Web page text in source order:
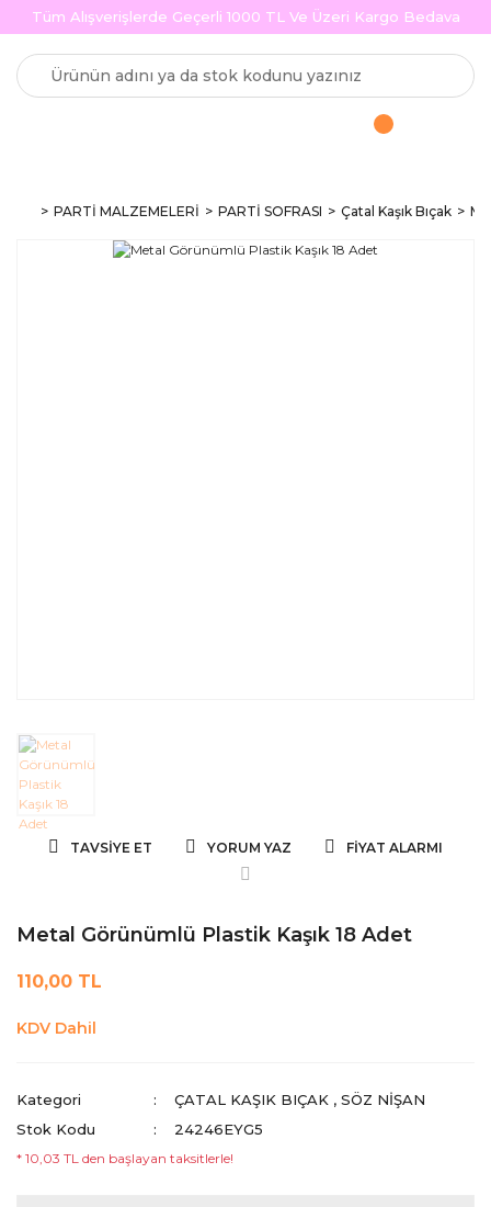
Tüm Alışverişlerde Geçerli 1000 TL Ve Üzeri Kargo Bedava
PARTİ MALZEMELERİ PARTİ SOFRASI Çatal Kaşık Bıçak
TAVSIYE ET YORUM YAZ FIYAT ALARMI
Metal Görünümlü Plastik Kaşık 18 Adet
110,00 TL
KDV Dahil
Kategori ÇATAL KAŞIK BIÇAK ,SÖZ NIŞAN
Stok Kodu
24246EYG5
* 10,03 TL den başlayan taksitlerle!